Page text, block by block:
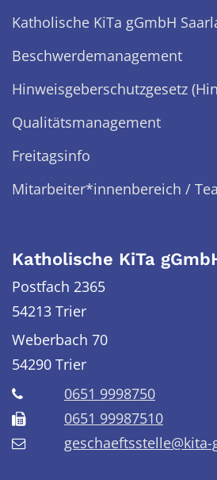
Katholische KiTa gGmbH
Beschwerdemanagement
Hinweisgeberschutzgesetz
Qualitätsmanagement
Freitagsinfo
Mitarbeiter*innenbereich /
Katholische KiTa
Postfach 2365
54213 Trier
Weberbach 70
54290 Trier
0651 9998750
0651 99987510